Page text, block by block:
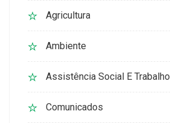
Agricultura
Ambiente
Assistência Social E Trabalho
Comunicados